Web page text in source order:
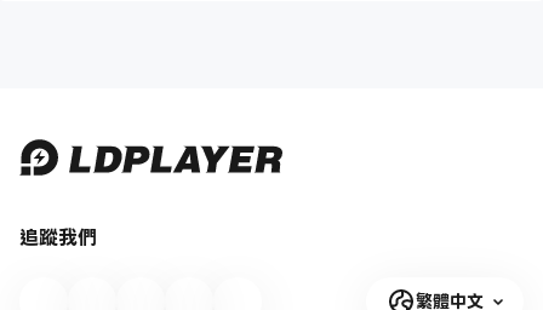
追蹤我們
繁體中文